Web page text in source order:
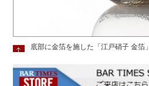
底部に金箔を施した「江戸硝子 金箔」